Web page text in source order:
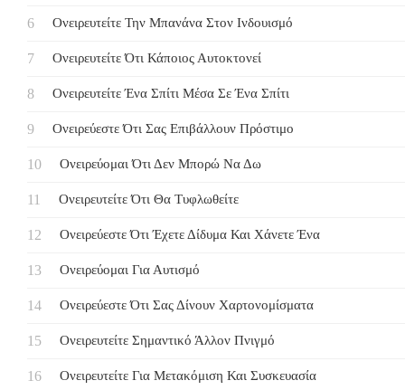
Ονειρευτείτε Την Μπανάνα Στον Ινδουισμό
Ονειρευτείτε Ότι Κάποιος Αυτοκτονεί
Ονειρευτείτε Ένα Σπίτι Μέσα Σε Ένα Σπίτι
Ονειρεύεστε Ότι Σας Επιβάλλουν Πρόστιμο
Ονειρεύομαι Ότι Δεν Μπορώ Να Δω
Ονειρευτείτε Ότι Θα Τυφλωθείτε
Ονειρεύεστε Ότι Έχετε Δίδυμα Και Χάνετε Ένα
Ονειρεύομαι Για Αυτισμό
Ονειρεύεστε Ότι Σας Δίνουν Χαρτονομίσματα
Ονειρευτείτε Σημαντικό Άλλον Πνιγμό
Ονειρευτείτε Για Μετακόμιση Και Συσκευασία